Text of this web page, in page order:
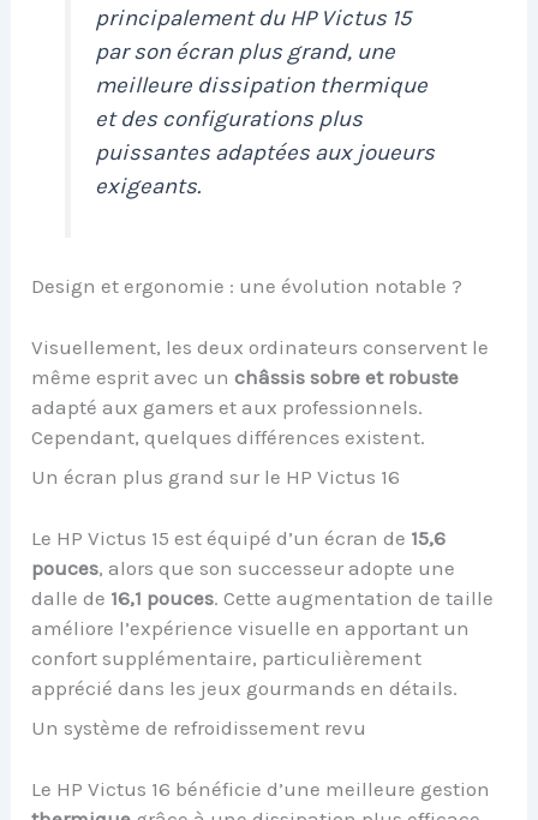
principalement du HP Victus 15
par son écran plus grand, une
meilleure dissipation thermique
et des configurations plus
puissantes adaptées aux joueurs
exigeants.
Design et ergonomie : une évolution notable ?
Visuellement, les deux ordinateurs conservent le
même esprit avec unchâssis sobre et robuste
adapté aux gamers et aux professionnels.
Cependant, quelques différences existent.
Un écran plus grand sur le HP Victus 16
Le HP Victus 15 est équipé d’un écran de 15,6
pouces, alors que son successeur adopte une
dalle de 16,1 pouces. Cette augmentation de taille
améliore l’expérience visuelle en apportant un
confort supplémentaire, particulièrement
apprécié dans les jeux gourmands en détails.
Un système de refroidissement revu
Le HP Victus 16 bénéficie d’une meilleure gestion